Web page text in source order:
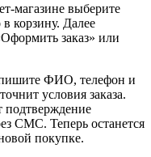
магазине выберите
корзину. Далее
заказ» или
ФИО, телефон и
условия заказа.
подтверждение
СМС. Теперь останется
покупке.